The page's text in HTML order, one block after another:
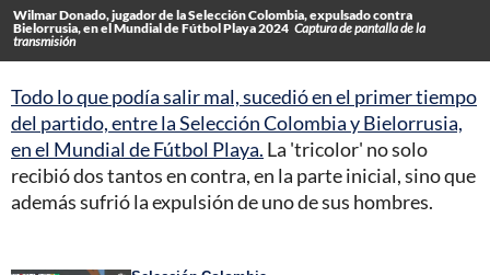
Wilmar Donado, jugador de la Selección Colombia, expulsado contra
Bielorrusia, en el Mundial de Fútbol Playa 2024 Captura de pantalla de la
transmisión
Todo lo que podía salir mal, sucedió en el primer tiempo
del partido, entre la Selección Colombia y Bielorrusia,
en el Mundial de Fútbol Playa. La 'tricolor' no solo
recibió dos tantos en contra, en la parte inicial, sino que
además sufrió la expulsión de uno de sus hombres.